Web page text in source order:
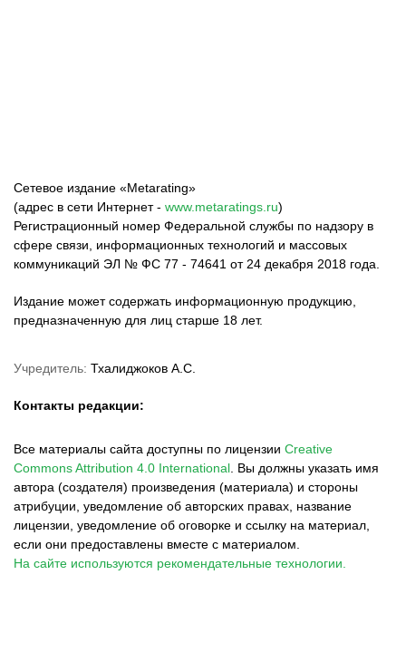
Сетевое издание «Metarating»
(адрес в сети Интернет - www.metaratings.ru)
Регистрационный номер Федеральной службы по надзору в
сфере связи, информационных технологий и массовых
коммуникаций ЭЛ № ФС 77 - 74641 от 24 декабря 2018 года.
Издание может содержать информационную продукцию,
предназначенную для лиц старше 18 лет.
Учредитель: Тхалиджоков А.С.
Контакты редакции:
Все материалы сайта доступны по лицензии Creative
Commons Attribution 4.0 International Вы должны указать имя
автора (создателя) произведения (материала) и стороны
атрибуции, уведомление об авторских правах, название
лицензии, уведомление об оговорке и ссылку на материал,
если они предоставлены вместе с материалом.
На сайте используются рекомендательные технологии.